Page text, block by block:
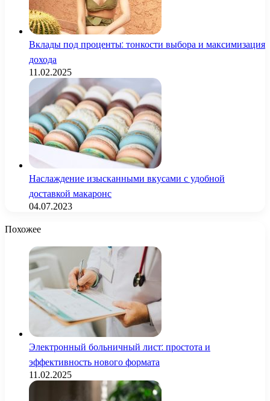
Вклады под проценты: тонкости выбора и максимизация
дохода
11.02.2025
Наслаждение изысканными вкусами с удобной
доставкой макаронс
04.07.2023
Похожее
Электронный больничный лист: простота и
эффективность нового формата
11.02.2025